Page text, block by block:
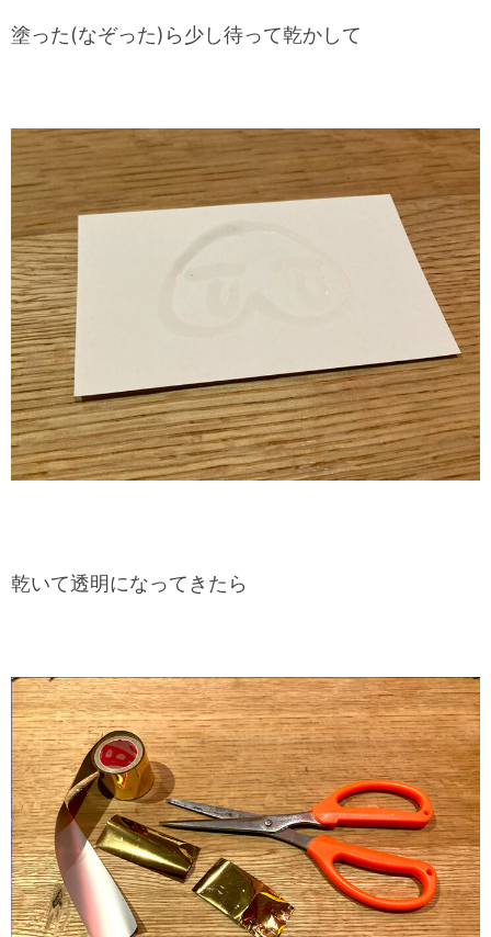
塗った(なぞった)ら少し待って乾かして
乾いて透明になってきたら